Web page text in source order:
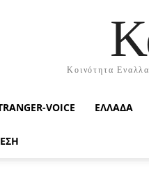
Κοινότητα
VOICE ΕΛΛΑΔΑ